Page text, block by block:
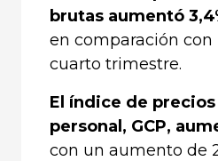
brutas aumentó
en comparación con
cuarto trimestre.
El índice de
personal, GCP,
con un aumento de